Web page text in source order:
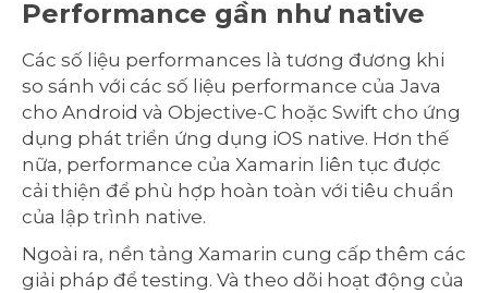
Performance gần như native
Các số liệu performances là tương đương khi
so sánh với các số liệu performance của Java
cho Android và Objective-C hoặc Swift cho ứng
dụng phát triển ứng dụng iOS native. Hơn thế
nữa, performance của Xamarin liên tục được
cải thiện để phù hợp hoàn toàn với tiêu chuẩn
của lập trình native.
Ngoài ra, nền tảng Xamarin cung cấp thêm các
giải pháp để testing. Và theo dõi hoạt động của